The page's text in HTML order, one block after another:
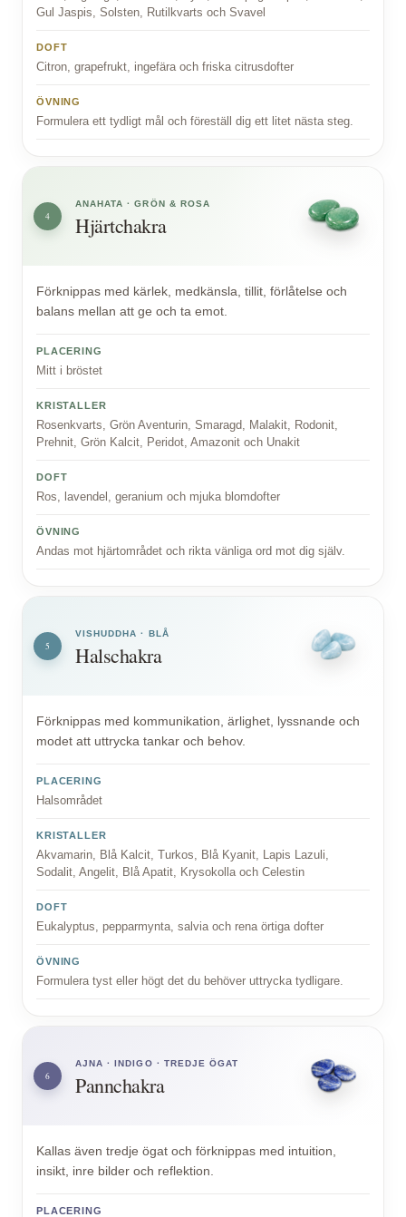
Gul Jaspis, Solsten, Rutilkvarts och Svavel
DOFT
Citron, grapefrukt, ingefära och friska citrusdofter
ÖVNING
Formulera ett tydligt mål och föreställ dig ett litet nästa steg.
4
ANAHATA · GRÖN & ROSA
Hjärtchakra
Förknippas med kärlek, medkänsla, tillit, förlåtelse och
balans mellan att ge och ta emot.
PLACERING
Mitt i bröstet
KRISTALLER
Rosenkvarts, Grön Aventurin, Smaragd, Malakit, Rodonit,
Prehnit, Grön Kalcit, Peridot, Amazonit och Unakit
DOFT
Ros, lavendel, geranium och mjuka blomdofter
ÖVNING
Andas mot hjärtområdet och rikta vänliga ord mot dig själv.
5
VISHUDDHA · BLÅ
Halschakra
Förknippas med kommunikation, ärlighet, lyssnande och
modet att uttrycka tankar och behov.
PLACERING
Halsområdet
KRISTALLER
Akvamarin, Blå Kalcit, Turkos, Blå Kyanit, Lapis Lazuli,
Sodalit, Angelit, Blå Apatit, Krysokolla och Celestin
DOFT
Eukalyptus, pepparmynta, salvia och rena örtiga dofter
ÖVNING
Formulera tyst eller högt det du behöver uttrycka tydligare.
6
AJNA · INDIGO · TREDJE ÖGAT
Pannchakra
Kallas även tredje ögat och förknippas med intuition,
insikt, inre bilder och reflektion.
PLACERING